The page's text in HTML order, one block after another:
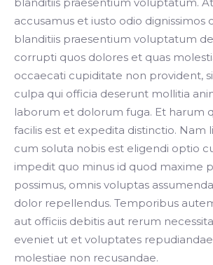
accusamus et iusto odio dignissimos
blanditiis praesentium voluptatum
corrupti quos dolores et quas
occaecati cupiditate non provident,
culpa qui officia deserunt mollitia
laborum et dolorum fuga. Et harum
facilis est et expedita distinctio. Nam
cum soluta nobis est eligendi optio
impedit quo minus id quod maxime
possimus, omnis voluptas
dolor repellendus. Temporibus
aut officiis debitis aut rerum
eveniet ut et voluptates
molestiae non recusandae.